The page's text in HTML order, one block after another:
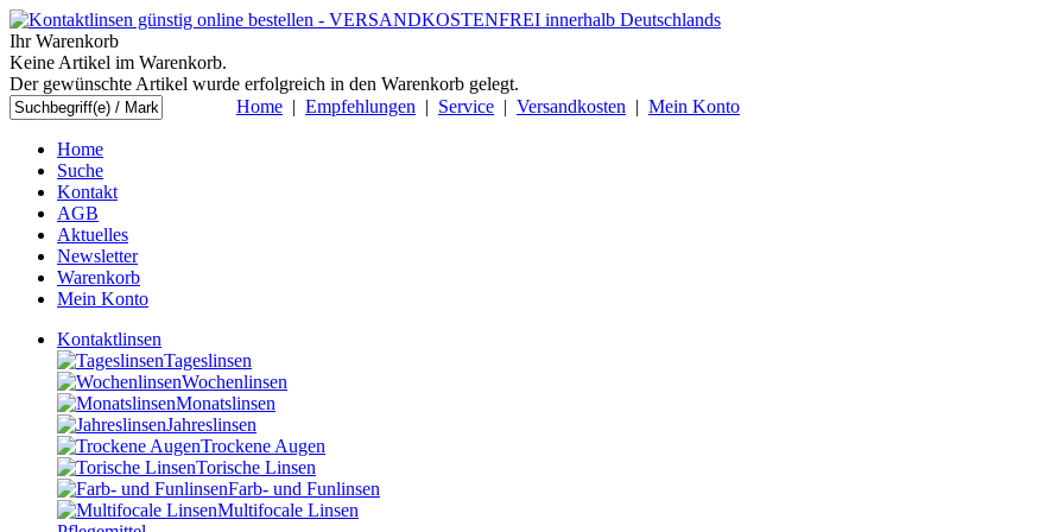
Ihr Warenkorb
Keine Artikel im Warenkorb.
Der gewünschte Artikel wurde erfolgreich in den Warenkorb gelegt.
Home | Empfehlungen | Service | Versandkosten | Mein Konto
Home
Suche
Kontakt
AGB
Aktuelles
Newsletter
Warenkorb
Mein Konto
Kontaktlinsen
Tageslinsen
Wochenlinsen
Monatslinsen
Jahreslinsen
Trockene Augen
Torische Linsen
Farb- und Funlinsen
Multifocale Linsen